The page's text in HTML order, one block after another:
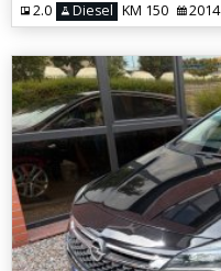
2.0 Diesel KM 150 2014